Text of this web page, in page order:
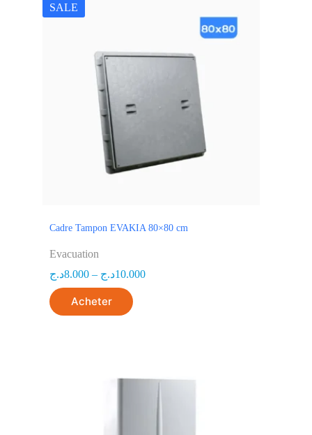
SALE
Cadre Tampon EVAKIA 80×80 cm
Evacuation
8.000د.ج – 10.000د.ج
Acheter